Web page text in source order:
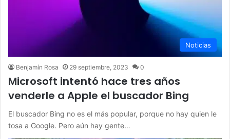
Noticias
Benjamín Rosa 29 septiembre, 2023 0
Microsoft intentó hace tres años
venderle a Apple el buscador Bing
El buscador Bing no es el más popular, porque no hay quien le
tosa a Google. Pero aún hay gente…